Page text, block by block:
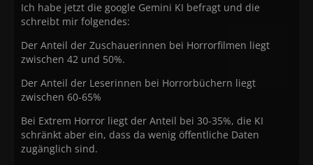
Ich habe jetzt die google Gemini KI befragt und die
schreibt mir folgendes:
Der Anteil der Zuschauerinnen bei Horrorfilmen liegt
zwischen 42 und 50%.
Der Anteil der Leserinnen bei Horrorbüchern liegt
zwischen 60-65%
Bei Extrem Horror liegt der Anteil bei 30-35%, die KI
schränkt aber ein, dass da wenig öffentliche Daten
zugänglich sind.